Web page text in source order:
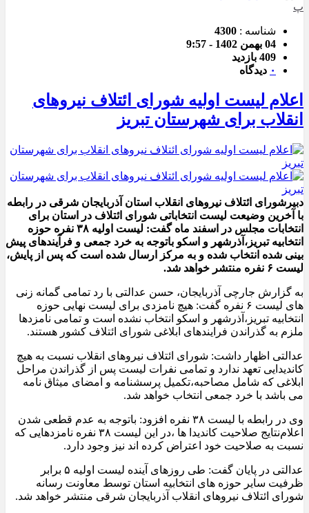
پ
شناسه : 4300
04 بهمن 1402 - 9:57
409 بازدید
۰ دیدگاه
اعلام لیست اولیه شورای ائتلاف نیروهای
انقلاب برای شهرستان تبریز
دبیرشورای ائتلاف نیروهای انقلاب استان آذربایجان شرقی در رابطه
با آخرین وضیعت لیست انتخاباتی شورای ائتلاف در استان برای
انتخابات مجلس در اسفند ماه گفت: لیست اولیه ۳۸ نفره حوزه
انتخابیه تبریز،آذرشهر و اسکو باتوجه به خرد جمعی و فرآیندهای پیش
بینی شده انتخاب شده و به مرکز ارسال شده است که پس از پایش،
لیست ۶ نفره منتشر خواهد شد.
به گزارش جارچی آذربایجان، حسن عدالتی با رد تمامی گمانه زنی
های لیست ۶ نفره گفت: هیچ نامزدی برای لیست نهایی حوزه
انتخابیه تبریز،آذرشهر و اسکو انتخاب نشده است و تمامی نامزدها
ملزم به گذراندن فرایندهای ابلاغی شورای ائتلاف کشور هستند.
عدالتی اظهار داشت: شورای ائتلاف نیروهای انقلاب نسبت به هیچ
کاندیدایی تعهد ندارد و تمامی نفرات لیست پس از گذراندن مراحل
ابلاغی که شامل مصاحبه،تکمیل پرسشنامه و امضای میثاق نامه
می باشد با خرد جمعی انتخاب خواهد شد.
وی در رابطه با لیست ۳۸ نفره افزود: باتوجه به عدم قطعی شدن
اعلام‌نتایج صلاحیت کاندیدا ها ،در این لیست ۳۸ نفره نامزدهایی که
نسبت به صلاحیت خود اعتراض کرده اند نیز وجود دارد.
عدالتی در پایان گفت: طی روزهای آینده لیست اولیه ۵ برابر
ظرفیت سایر حوزه های انتخابیه استان توسط معاونت رسانه
شورای ائتلاف نیروهای انقلاب آذربایجان شرقی منتشر خواهد شد.